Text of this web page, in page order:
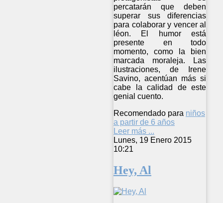
percatarán que deben
superar sus diferencias
para colaborar y vencer al
léon. El humor está
presente en todo
momento, como la bien
marcada moraleja. Las
ilustraciones, de Irene
Savino, acentúan más si
cabe la calidad de este
genial cuento.
Recomendado para niños
a partir de 6 años
Leer más ...
Lunes, 19 Enero 2015
10:21
Hey, Al